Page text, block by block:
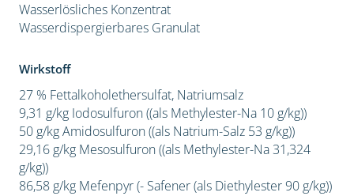
Wasserlösliches Konzentrat
Wasserdispergierbares Granulat
Wirkstoff
27 % Fettalkoholethersulfat, Natriumsalz
9,31 g/kg Iodosulfuron ((als Methylester-Na 10 g/kg))
50 g/kg Amidosulfuron ((als Natrium-Salz 53 g/kg))
29,16 g/kg Mesosulfuron ((als Methylester-Na 31,324
g/kg))
86,58 g/kg Mefenpyr (- Safener (als Diethylester 90 g/kg))